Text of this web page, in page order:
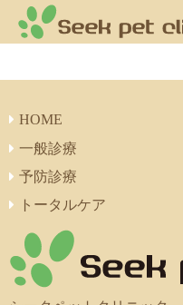
HOME
一般診療
予防診療
トータルケア